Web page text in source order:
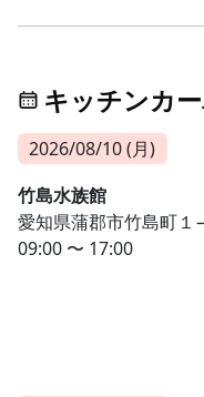
キッチンカ
2026/08/10 (月)
竹島水族館
愛知県蒲郡市竹島町１
09:00 〜 17:00